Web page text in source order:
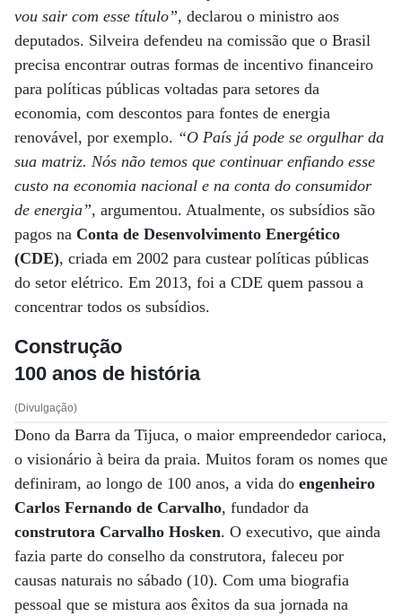
vou sair com esse título”, declarou o ministro aos
deputados. Silveira defendeu na comissão que o Brasil
precisa encontrar outras formas de incentivo financeiro
para políticas públicas voltadas para setores da
economia, com descontos para fontes de energia
renovável, por exemplo. “O País já pode se orgulhar da
sua matriz. Nós não temos que continuar enfiando esse
custo na economia nacional e na conta do consumidor
de energia”, argumentou. Atualmente, os subsídios são
pagos na Conta de Desenvolvimento Energético
(CDE), criada em 2002 para custear políticas públicas
do setor elétrico. Em 2013, foi a CDE quem passou a
concentrar todos os subsídios.
Construção
100 anos de história
(Divulgação)
Dono da Barra da Tijuca, o maior empreendedor carioca,
o visionário à beira da praia. Muitos foram os nomes que
definiram, ao longo de 100 anos, a vida do engenheiro
Carlos Fernando de Carvalho, fundador da
construtora Carvalho Hosken. O executivo, que ainda
fazia parte do conselho da construtora, faleceu por
causas naturais no sábado (10). Com uma biografia
pessoal que se mistura aos êxitos da sua jornada na